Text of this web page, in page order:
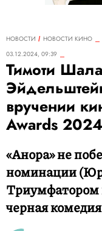
НОВОСТИ
НОВОСТИ КИНО
03.12.2024, 09:39
Тимоти
вручении
Awards 2024
«Анора» не
номинации
Триумфатором
черная